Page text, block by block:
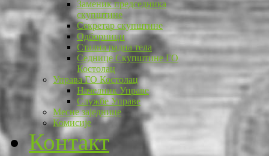
Заменик председника
скупштине
Секретар скупштине
Одборници
Стална радна тела
Седнице Скупштине ГО
Костолац
Управа ГО Костолац
Начелник Управе
Службе Управе
Месне заједнице
Комисије
Контакт